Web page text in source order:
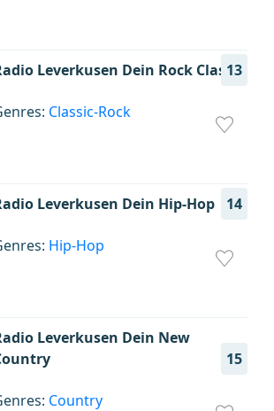
Leverkusen Dein Rock Classic
13
Classic-Rock
Leverkusen Dein Hip-Hop 14
Hip-Hop
Leverkusen Dein New
15
Country